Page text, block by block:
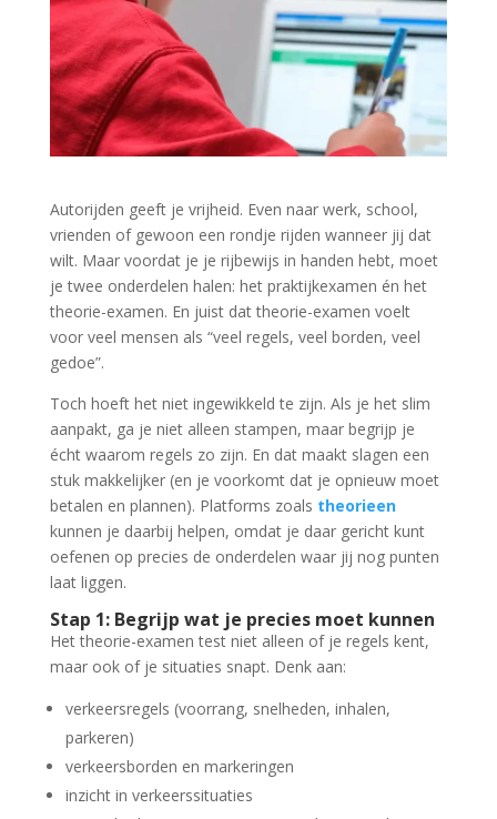
Autorijden geeft je vrijheid. Even naar werk, school,
vrienden of gewoon een rondje rijden wanneer jij dat
wilt. Maar voordat je je rijbewijs in handen hebt, moet
je twee onderdelen halen: het praktijkexamen én het
theorie-examen. En juist dat theorie-examen voelt
voor veel mensen als “veel regels, veel borden, veel
gedoe”.
Toch hoeft het niet ingewikkeld te zijn. Als je het slim
aanpakt, ga je niet alleen stampen, maar begrijp je
écht waarom regels zo zijn. En dat maakt slagen een
stuk makkelijker (en je voorkomt dat je opnieuw moet
betalen en plannen). Platforms zoals theorieen
kunnen je daarbij helpen, omdat je daar gericht kunt
oefenen op precies de onderdelen waar jij nog punten
laat liggen.
Stap 1: Begrijp wat je precies moet kunnen
Het theorie-examen test niet alleen of je regels kent,
maar ook of je situaties snapt. Denk aan:
verkeersregels (voorrang, snelheden, inhalen,
parkeren)
verkeersborden en markeringen
inzicht in verkeerssituaties